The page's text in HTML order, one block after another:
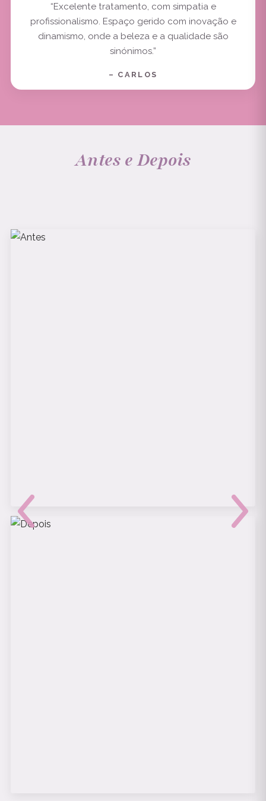
“Excelente tratamento, com simpatia e
profissionalismo. Espaço gerido com inovação e
dinamismo, onde a beleza e a qualidade são
sinónimos.”
– CARLOS
Antes e Depois